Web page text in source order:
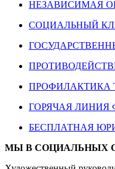
НЕЗАВИСИМАЯ
СОЦИАЛЬНЫЙ
ПРОФИЛАКТИКА
ГОРЯЧАЯ ЛИНИЯ
БЕСПЛАТНАЯ
МЫ В СОЦИАЛЬНЫХ